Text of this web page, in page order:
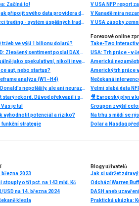
Začíná to!
Historická data, kde je získat, jak připojit svého data providera do MultiCharts a proč je budeme potřebovat? (4. díl)
Jak obchodují profíci: Fibonacci trading - systém úspěšných traderů
V USA NFP report
V Kanadě míra
V USA zásoby
tržeb ve výši 1 bilionu dolarů?
Analýza DAX, Nasdaq, EUR/USD: Zlepšený sentiment poslal DAX na nová maxima
Praktické okénko: Bitcoin aktuálně jako spekulativní, nikoli investiční aktivum
aut, nebo startup?
analýza (W1–H4)
Akciová analýza: Výsledky McDonald’s nepotěšily, ale ani neurazily. Jakou vizi společnost prezentovala?
Akcie Microsoftu zlomily 26 let starý rekord. Důvod překvapil i samotné investory
je tu!
vyhodnotit potenciál a riziko?
funkční strategie
Forexové online
Americká
Americký trh práce
Nečekaná
Velmi slabá data
🎥 Evropský plyn v
Dolar a Nasdaq
března 2023
o tři pct. na 143 mld. Kč
USD na 14. března 2024
klesla
Blogy uživatelů
Jak si udržet
Odchází Warren
DASH aneb
Praktická ukázka: